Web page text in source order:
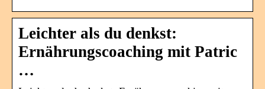
Leichter als du denkst:
Ernährungscoaching mit Patric
…